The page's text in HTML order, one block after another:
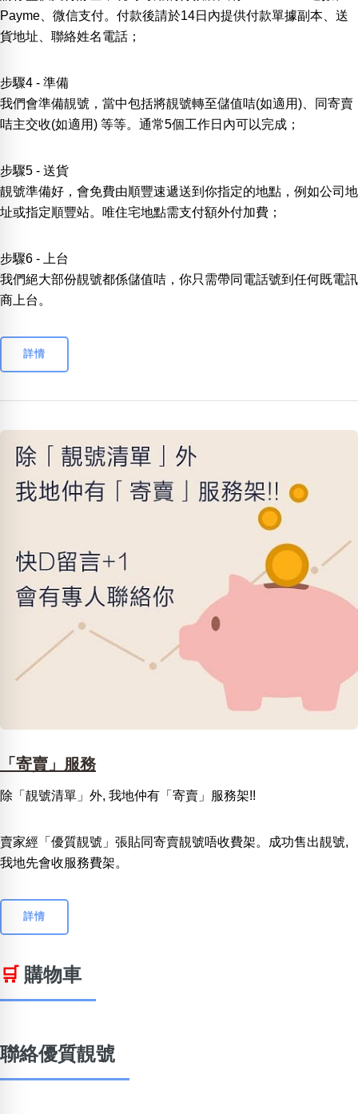
Payme、微信支付。付款後請於14日內提供付款單據副本、送
貨地址、聯絡姓名電話；
步驟4 - 準備
我們會準備靚號，當中包括將靚號轉至儲值咭(如適用)、同寄賣
咭主交收(如適用) 等等。通常5個工作日內可以完成；
步驟5 - 送貨
靚號準備好，會免費由順豐速遞送到你指定的地點，例如公司地
址或指定順豐站。唯住宅地點需支付額外付加費；
步驟6 - 上台
我們絕大部份靚號都係儲值咭，你只需帶同電話號到任何既電訊
商上台。
詳情
「寄賣」服務
除「靚號清單」外, 我地仲有「寄賣」服務架!!
賣家經「優質靚號」張貼同寄賣靚號唔收費架。成功售出靚號,
我地先會收服務費架。
詳情
🛒 購物車
聯絡優質靚號